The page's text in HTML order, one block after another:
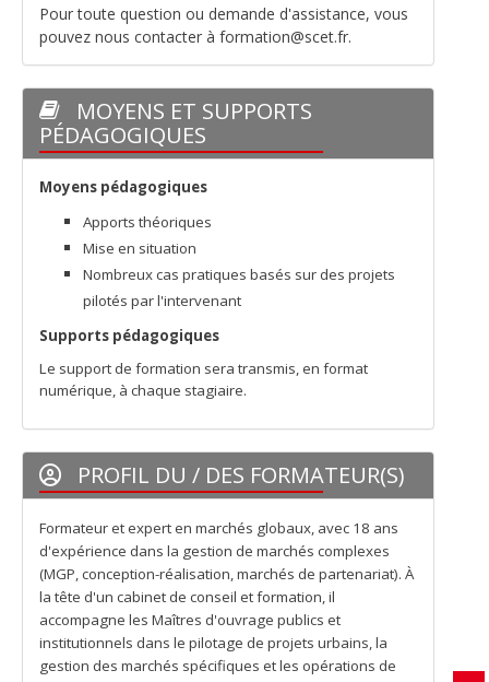
Pour toute question ou demande d'assistance, vous
pouvez nous contacter à formation@scet.fr.
MOYENS ET SUPPORTS
PÉDAGOGIQUES
Moyens pédagogiques
Apports théoriques
Mise en situation
Nombreux cas pratiques basés sur des projets
pilotés par l'intervenant
Supports pédagogiques
Le support de formation sera transmis, en format
numérique, à chaque stagiaire.
PROFIL DU / DES FORMATEUR(S)
Formateur et expert en marchés globaux, avec 18 ans
d'expérience dans la gestion de marchés complexes
(MGP, conception-réalisation, marchés de partenariat). À
la tête d'un cabinet de conseil et formation, il
accompagne les Maîtres d'ouvrage publics et
institutionnels dans le pilotage de projets urbains, la
gestion des marchés spécifiques et les opérations de